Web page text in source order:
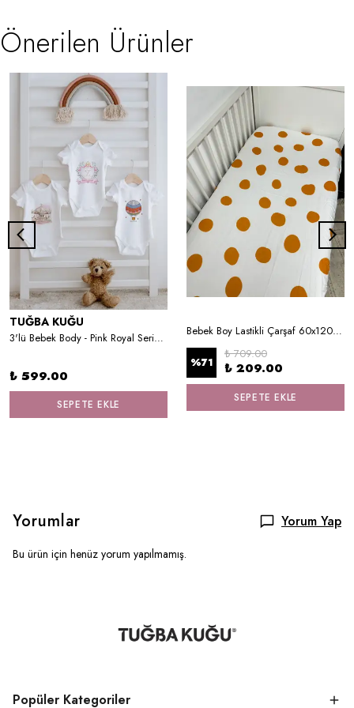
Önerilen Ürünler
TUĞBA KUĞU
3'lü Bebek Body - Pink Royal Series - Z Harfi
₺ 599.00
SEPETE EKLE
Bebek Boy Lastikli Çarşaf 60x120 cm
%71
₺ 709.00
₺ 209.00
SEPETE EKLE
Yorumlar Yorum Yap
Bu ürün için henüz yorum yapılmamış.
Popüler Kategoriler